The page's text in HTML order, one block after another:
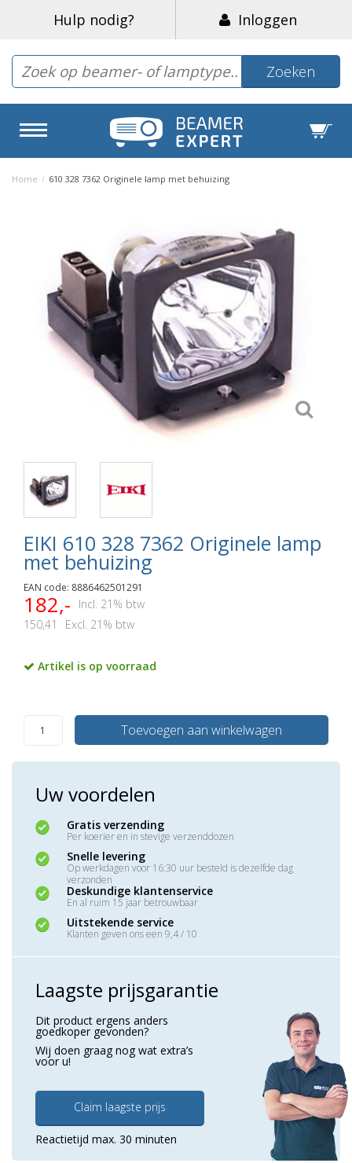
Hulp nodig? Inloggen
Zoeken
Home / 610 328 7362 Originele lamp met behuizing
EIKI 610 328 7362 Originele lamp
met behuizing
EAN code: 8886462501291
182,-
Incl. 21% btw
150,41
Excl. 21% btw
Artikel is op voorraad
Toevoegen aan winkelwagen
Uw voordelen
Gratis verzending
Per koerier en in stevige verzenddozen
Snelle levering
Op werkdagen voor 16:30 uur besteld is dezelfde dag
verzonden
Deskundige klantenservice
En al ruim 15 jaar betrouwbaar
Uitstekende service
Klanten geven ons een 9,4 / 10
Laagste prijsgarantie
Dit product ergens anders
goedkoper gevonden?
Wij doen graag nog wat extra’s
voor u!
Claim laagste prijs
Reactietijd max. 30 minuten